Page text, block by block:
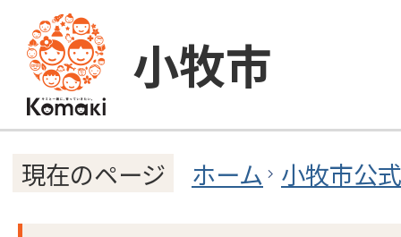
小牧市
現在のページ ホーム 小牧市公